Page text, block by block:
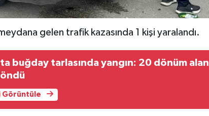
gelen trafik kazasında 1 kişi yaralandı.
buğday tarlasında yangın: 20 dönüm alan
Görüntüle